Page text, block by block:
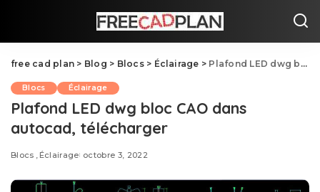
free cad plan > Blog > Blocs> Éclairage > Plafond LED dwg bloc CAO dans autocad, télécharger
Blocs Éclairage
Plafond LED dwg bloc CAO dans
autocad, télécharger
Blocs Éclairage octobre 3, 2022